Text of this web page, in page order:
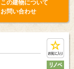
この建物について
お問い合わせ